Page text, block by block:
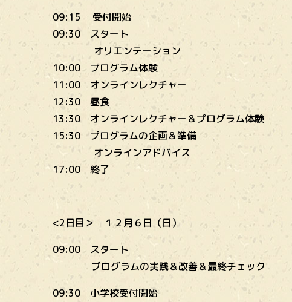
09:15 受付開始
09:30 スタート
オリエンテーション
10:00 プログラム体験
11:00 オンラインレクチャー
12:30 昼食
13:30 オンラインレクチャー＆プログラム体験
15:30 プログラムの企画＆準備
オンラインアドバイス
17:00 終了
<2日目＞ １２月６日（日）
09:00 スタート
プログラムの実践＆改善＆最終チェック
09:30 小学校受付開始